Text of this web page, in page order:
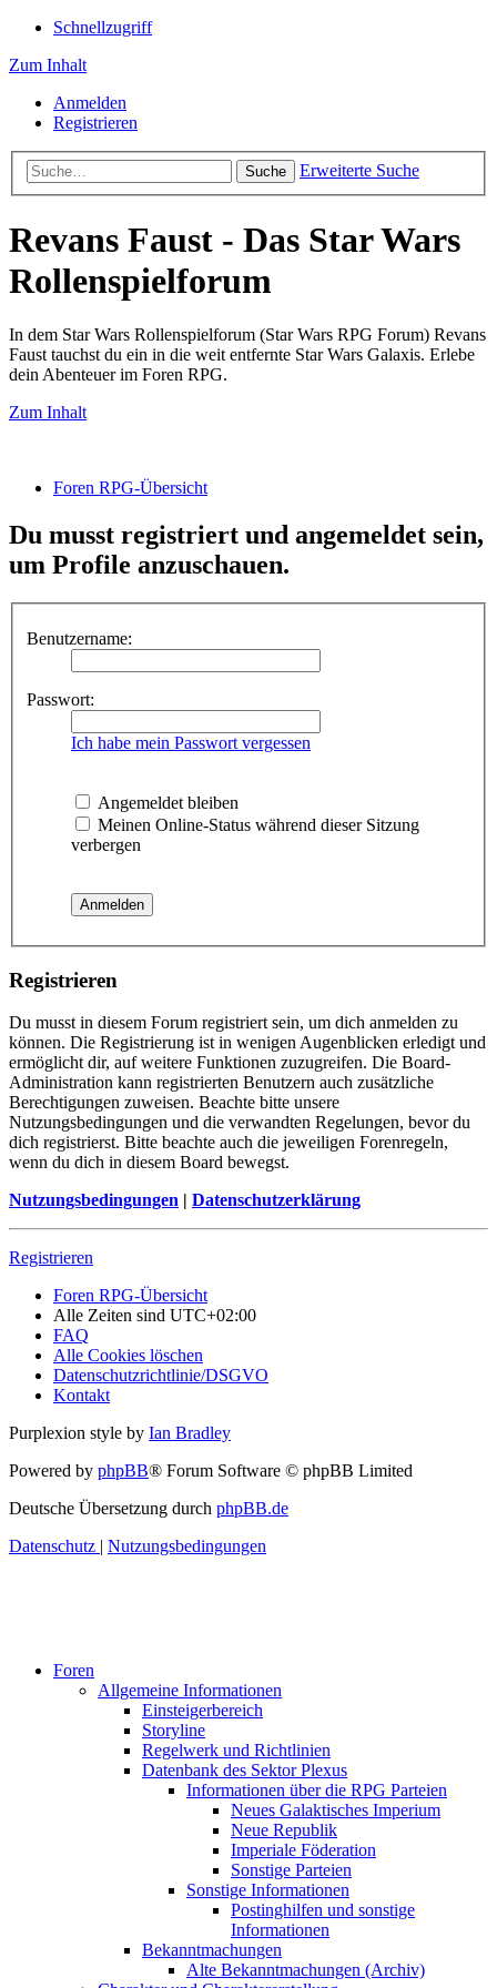
Schnellzugriff
Zum Inhalt
Anmelden
Registrieren
Suche Erweiterte Suche
Revans Faust - Das Star Wars
Rollenspielforum
In dem Star Wars Rollenspielforum (Star Wars RPG Forum) Revans
Faust tauchst du ein in die weit entfernte Star Wars Galaxis. Erlebe
dein Abenteuer im Foren RPG.
Zum Inhalt
Foren RPG-Übersicht
Du musst registriert und angemeldet sein,
um Profile anzuschauen.
Benutzername:
Passwort:
Ich habe mein Passwort vergessen
Angemeldet bleiben
Meinen Online-Status während dieser Sitzung
verbergen
Registrieren
Du musst in diesem Forum registriert sein, um dich anmelden zu
können. Die Registrierung ist in wenigen Augenblicken erledigt und
ermöglicht dir, auf weitere Funktionen zuzugreifen. Die Board-
Administration kann registrierten Benutzern auch zusätzliche
Berechtigungen zuweisen. Beachte bitte unsere
Nutzungsbedingungen und die verwandten Regelungen, bevor du
dich registrierst. Bitte beachte auch die jeweiligen Forenregeln,
wenn du dich in diesem Board bewegst.
Nutzungsbedingungen | Datenschutzerklärung
Registrieren
Foren RPG-Übersicht
Alle Zeiten sind UTC+02:00
FAQ
Alle Cookies löschen
Datenschutzrichtlinie/DSGVO
Kontakt
Purplexion style by Ian Bradley
Powered by phpBB® Forum Software © phpBB Limited
Deutsche Übersetzung durch phpBB.de
Datenschutz | Nutzungsbedingungen
Foren
Allgemeine Informationen
Einsteigerbereich
Storyline
Regelwerk und Richtlinien
Datenbank des Sektor Plexus
Informationen über die RPG Parteien
Neues Galaktisches Imperium
Neue Republik
Imperiale Föderation
Sonstige Parteien
Sonstige Informationen
Postinghilfen und sonstige
Informationen
Bekanntmachungen
Alte Bekanntmachungen (Archiv)